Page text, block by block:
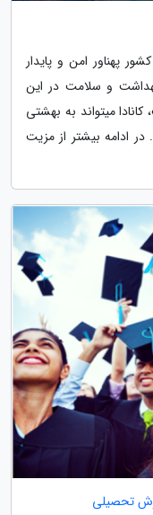
پهناور امن و پایدار
و سلامت در این
میتواند به بهشتی
ادامه بیشتر از مزیت
تحصیلی